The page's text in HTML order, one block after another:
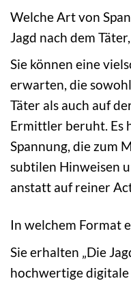
Welche Art von
Jagd nach dem
Sie können eine
erwarten, die
Täter als auch auf
Ermittler beruht. Es
Spannung, die zum
subtilen Hinweisen
anstatt auf reiner
In welchem Format
Sie erhalten „Die
hochwertige